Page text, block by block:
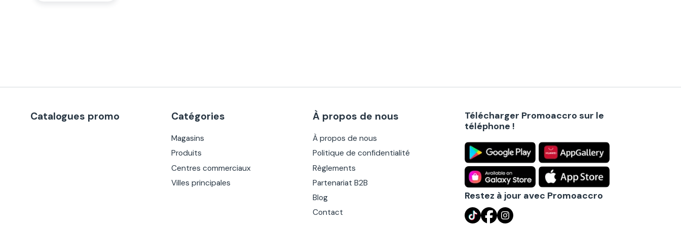
Catalogues promo Catégories
Magasins
Produits
Centres commerciaux
Villes principales
À propos de nous
À propos de nous
Politique de confidentialité
Règlements
Partenariat B2B
Blog
Contact
Télécharger Promoaccro sur le
téléphone !
Restez à jour avec Promoaccro